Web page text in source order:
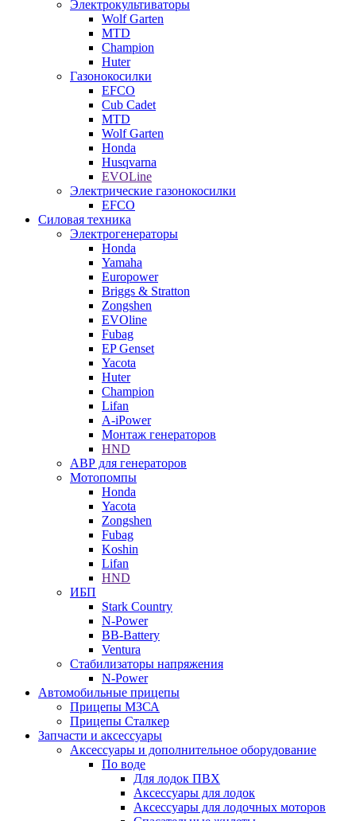
Электрокультиваторы
Wolf Garten
MTD
Champion
Huter
Газонокосилки
EFCO
Cub Cadet
MTD
Wolf Garten
Honda
Husqvarna
EVOLine
Электрические газонокосилки
EFCO
Силовая техника
Электрогенераторы
Honda
Yamaha
Europower
Briggs & Stratton
Zongshen
EVOline
Fubag
EP Genset
Yacota
Huter
Champion
Lifan
A-iPower
Монтаж генераторов
HND
АВР для генераторов
Мотопомпы
Honda
Yacota
Zongshen
Fubag
Koshin
Lifan
HND
ИБП
Stark Country
N-Power
BB-Battery
Ventura
Стабилизаторы напряжения
N-Power
Автомобильные прицепы
Прицепы МЗСА
Прицепы Сталкер
Запчасти и аксессуары
Аксессуары и дополнительное оборудование
По воде
Для лодок ПВХ
Аксессуары для лодок
Аксессуары для лодочных моторов